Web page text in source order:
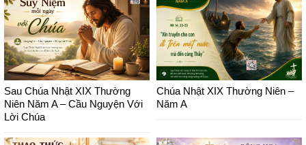
Sau Chúa Nhật XIX Thường
Niên Năm A – Cầu Nguyện Với
Lời Chúa
Chúa Nhật XIX Thường Niên –
Năm A